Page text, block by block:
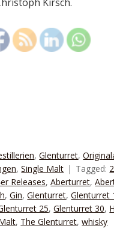
,Glenturret,
,Single Malt Tagged:
Releases,Aberturret,
,Gin,Glenturret,Glenturret
25,Glenturret 30,
, The Glenturret,whisky